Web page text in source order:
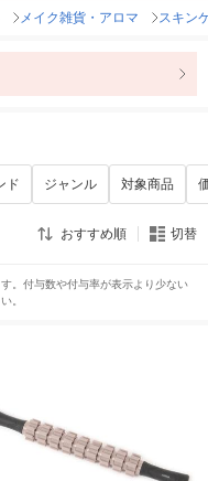
メイク雑貨・アロマ スキン
ド ジャンル 対象商品
おすすめ順 切替
。付与数や付与率が表示より少ない
。